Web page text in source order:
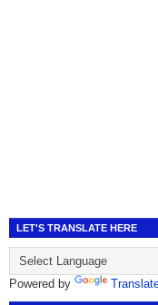
LET'S TRANSLATE HERE
Powered by